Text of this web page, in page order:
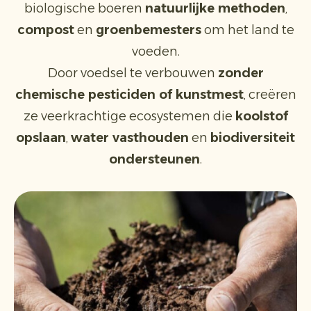
biologische boeren natuurlijke methoden,
composten groenbemestersom het land te
voeden.
Door voedsel te verbouwen zonder
chemische pesticiden of kunstmest, creëren
ze veerkrachtige ecosystemen die koolstof
opslaan, water vasthouden en biodiversiteit
ondersteunen.